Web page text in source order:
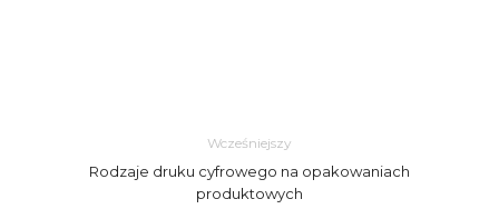
Wcześniejszy
Rodzaje druku cyfrowego na opakowaniach
produktowych